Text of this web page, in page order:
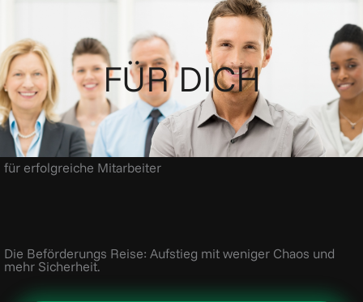
content
FÜR DICH
für erfolgreiche Mitarbeiter
Die Beförderungs Reise: Aufstieg mit weniger Chaos und
mehr Sicherheit.